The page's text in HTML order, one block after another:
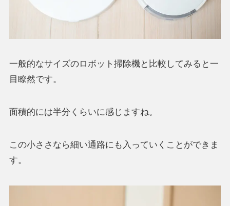
一般的なサイズのロボット掃除機と比較してみると一
目瞭然です。
面積的には半分くらいに感じますね。
この小ささなら細い通路にも入っていくことができま
す。